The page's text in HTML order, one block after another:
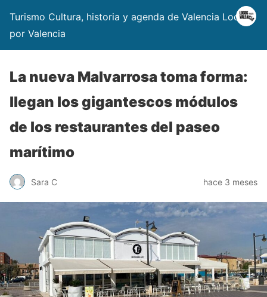
Turismo Cultura, historia y agenda de Valencia Locos
por Valencia
La nueva Malvarrosa toma forma:
llegan los gigantescos módulos
de los restaurantes del paseo
marítimo
Sara C hace 3 meses